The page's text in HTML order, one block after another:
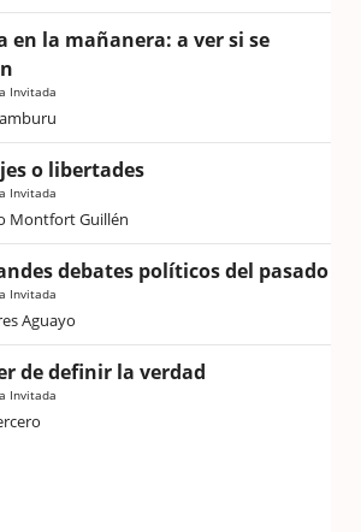
en la mañanera: a ver si se
Invitada
o libertades
Invitada
Montfort Guillén
debates políticos del pasado
Invitada
Aguayo
de definir la verdad
Invitada